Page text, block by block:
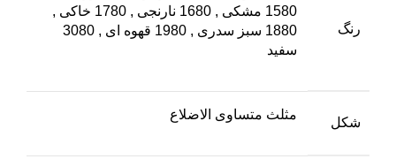
رنگ
1580 مشکی
, 1680 نارنجی , 1780 خاکی
,
1880 سبز سدری
, 1980 قهوه ای ,
3080
سفید
شکل
مثلث متساوی الاضلاع